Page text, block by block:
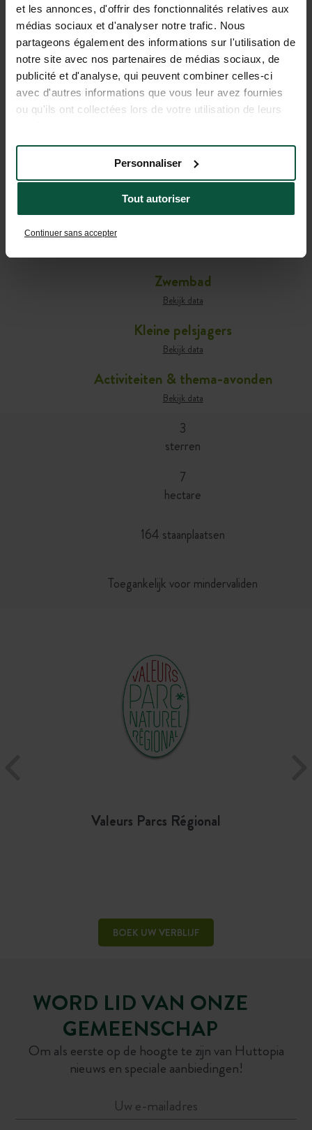
et les annonces, d'offrir des fonctionnalités relatives aux
médias sociaux et d'analyser notre trafic. Nous
partageons également des informations sur l'utilisation de
notre site avec nos partenaires de médias sociaux, de
publicité et d'analyse, qui peuvent combiner celles-ci
avec d'autres informations que vous leur avez fournies
ou qu'ils ont collectées lors de votre utilisation de leurs
Tout autoriser
Personnaliser
Continuer sans accepter
PRAKTISCHE INFORMATIE
OM UW VERBLIJF VOOR TE
BEREIDEN
Barservice
Bekijk data
Zwembad
Bekijk data
Kleine pelsjagers
Bekijk data
Activiteiten & thema-avonden
Bekijk data
3
sterren
7
hectare
164 staanplaatsen
Toegankelijk voor mindervaliden
Valeurs Parcs Régional
BOEK UW VERBLIJF
WORD LID VAN ONZE
GEMEENSCHAP
Om als eerste op de hoogte te zijn van Huttopia
nieuws en speciale aanbiedingen!